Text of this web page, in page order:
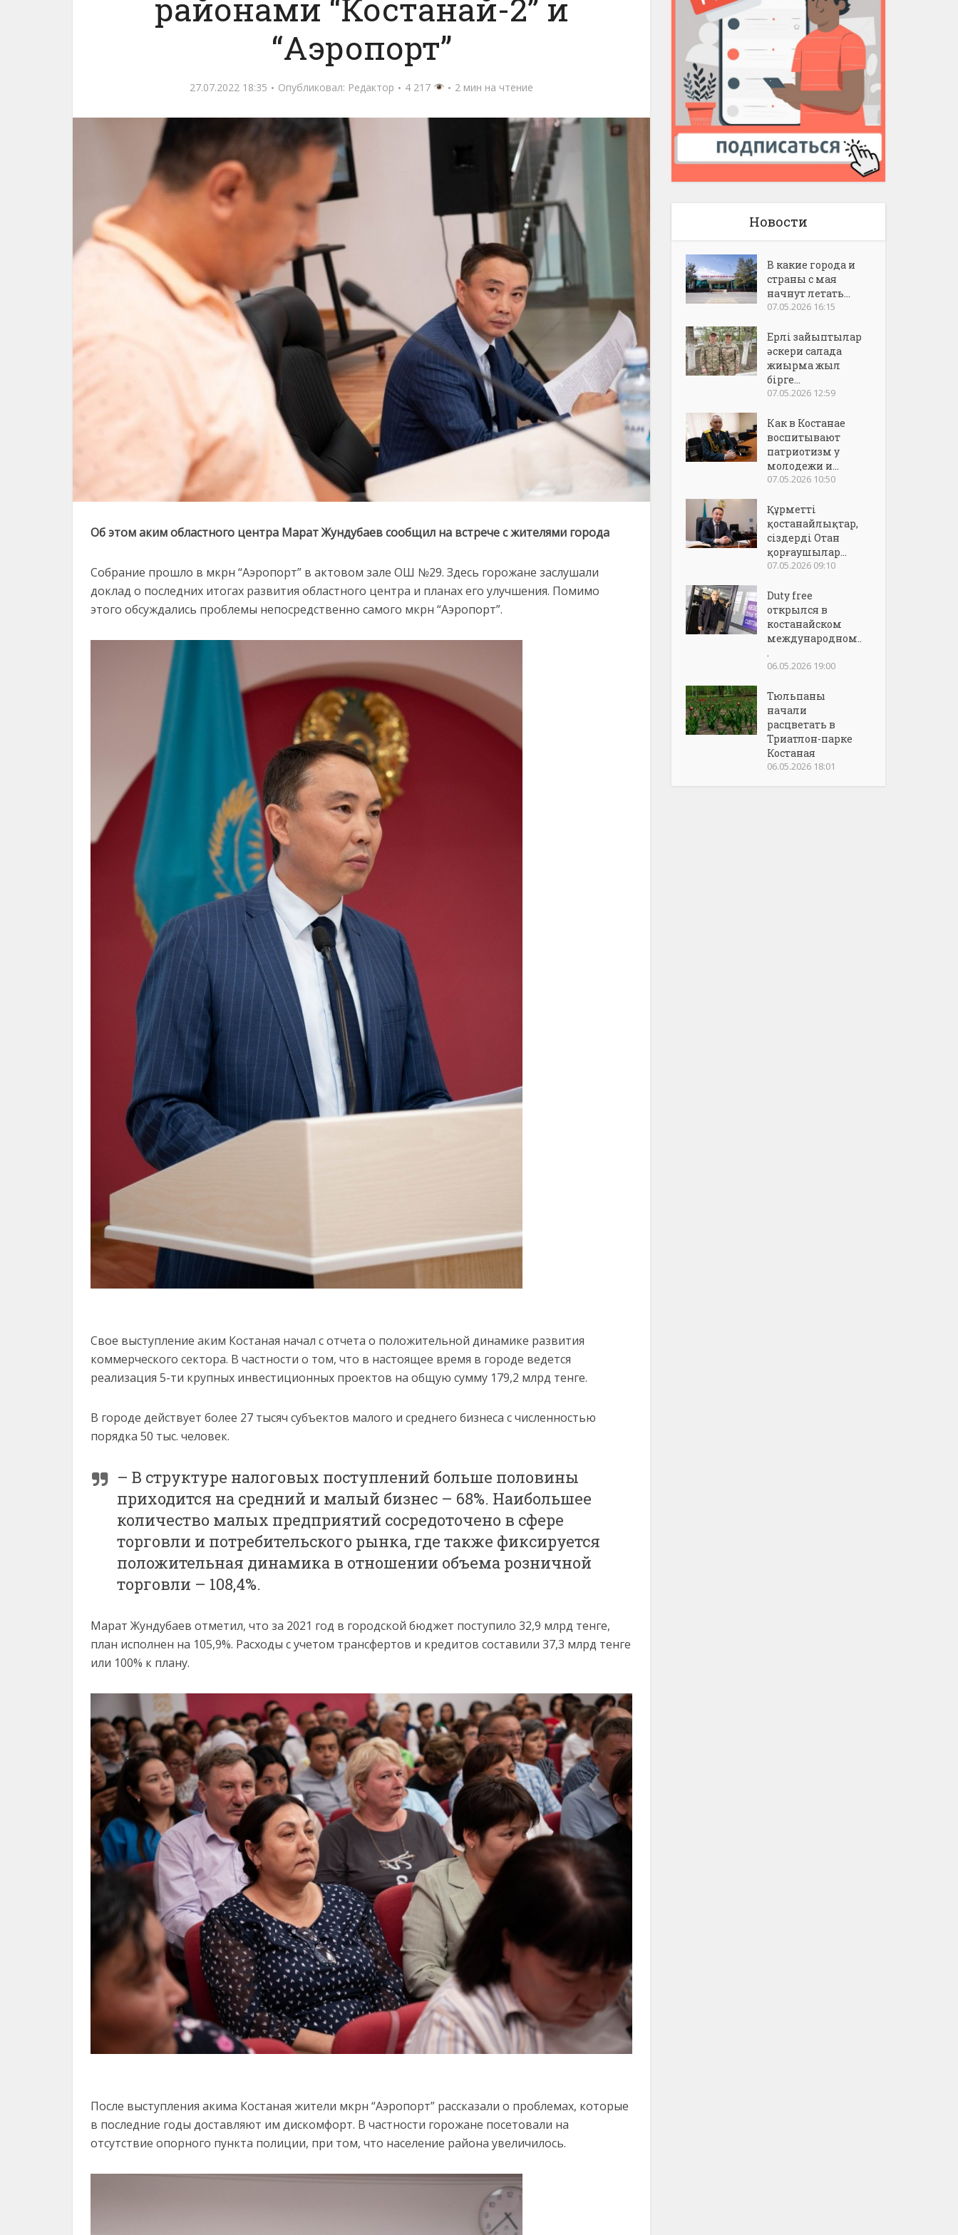
районами “Костанай-2” и
“Аэропорт”
27.07.2022 18:35 Опубликовал: Редактор 4 217 2 мин на чтение
Об этом аким областного центра Марат Жундубаев сообщил на встрече с жителями города
Собрание прошло в мкрн “Аэропорт” в актовом зале ОШ №29. Здесь горожане заслушали
доклад о последних итогах развития областного центра и планах его улучшения. Помимо
этого обсуждались проблемы непосредственно самого мкрн “Аэропорт”.
Свое выступление аким Костаная начал с отчета о положительной динамике развития
коммерческого сектора. В частности о том, что в настоящее время в городе ведется
реализация 5-ти крупных инвестиционных проектов на общую сумму 179,2 млрд тенге.
В городе действует более 27 тысяч субъектов малого и среднего бизнеса с численностью
порядка 50 тыс. человек.
– В структуре налоговых поступлений больше половины
приходится на средний и малый бизнес – 68%. Наибольшее
количество малых предприятий сосредоточено в сфере
торговли и потребительского рынка, где также фиксируется
положительная динамика в отношении объема розничной
торговли – 108,4%.
Марат Жундубаев отметил, что за 2021 год в городской бюджет поступило 32,9 млрд тенге,
план исполнен на 105,9%. Расходы с учетом трансфертов и кредитов составили 37,3 млрд тенге
или 100% к плану.
После выступления акима Костаная жители мкрн “Аэропорт” рассказали о проблемах, которые
в последние годы доставляют им дискомфорт. В частности горожане посетовали на
отсутствие опорного пункта полиции, при том, что население района увеличилось.
Новости
В какие города и
страны с мая
начнут летать...
07.05.2026 16:15
Ерлі зайыптылар
әскери салада
жиырма жыл
бірге...
07.05.2026 12:59
Как в Костанае
воспитывают
патриотизм у
молодежи и...
07.05.2026 10:50
Құрметті
қостанайлықтар,
сіздерді Отан
қорғаушылар...
07.05.2026 09:10
Duty free
открылся в
костанайском
международном..
.
06.05.2026 19:00
Тюльпаны
начали
расцветать в
Триатлон-парке
Костаная
06.05.2026 18:01